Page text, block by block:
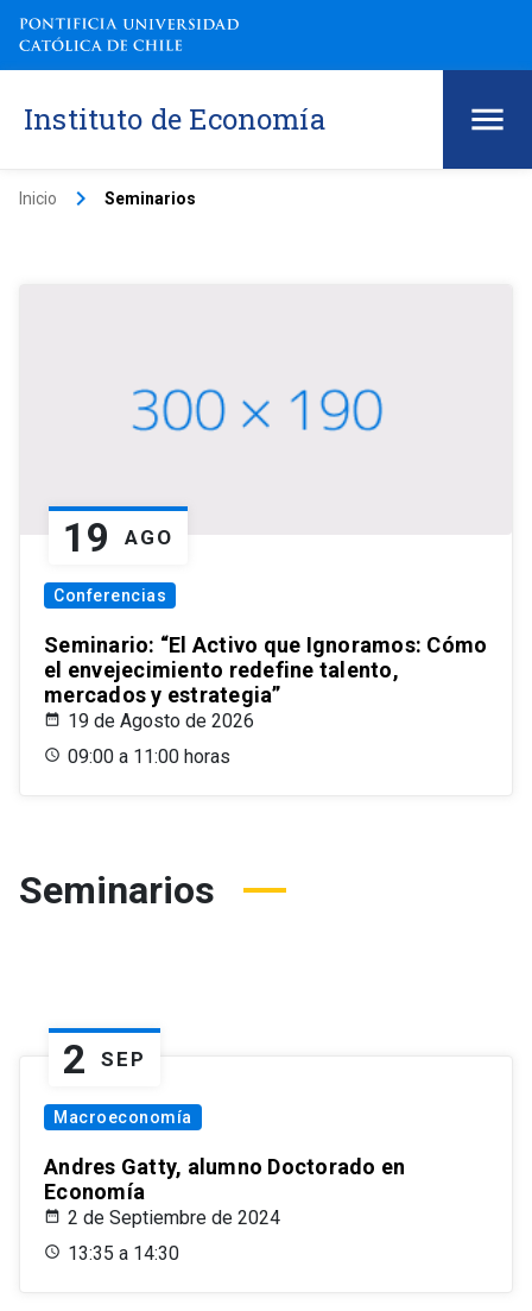
Instituto de Economía
Inicio keyboard_arrow_right Seminarios
19 AGO
Conferencias
Seminario: “El Activo que Ignoramos: Cómo
el envejecimiento redefine talento,
mercados y estrategia”
19 de Agosto de 2026
09:00 a 11:00 horas
Seminarios
2 SEP
Macroeconomía
Andres Gatty, alumno Doctorado en
Economía
2 de Septiembre de 2024
13:35 a 14:30